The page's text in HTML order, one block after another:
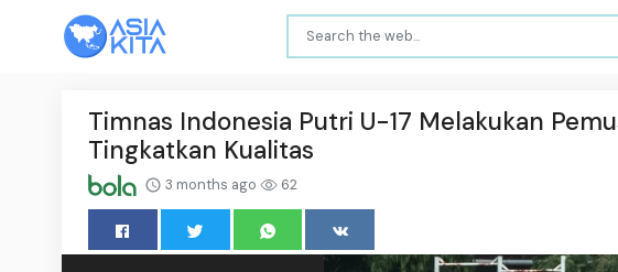
Timnas Indonesia Putri U-17 Melakukan
Tingkatkan Kualitas
3 months ago 62